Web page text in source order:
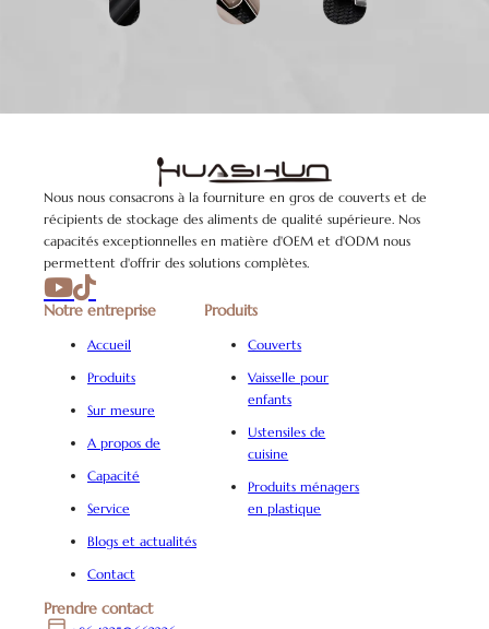
Nous nous consacrons à la fourniture en gros de couverts et de
récipients de stockage des aliments de qualité supérieure. Nos
capacités exceptionnelles en matière d'OEM et d'ODM nous
permettent d'offrir des solutions complètes.
Notre entreprise
Accueil
Produits
Sur mesure
A propos de
Capacité
Service
Blogs et actualités
Contact
Produits
Couverts
Vaisselle pour
enfants
Ustensiles de
cuisine
Produits ménagers
en plastique
Prendre contact